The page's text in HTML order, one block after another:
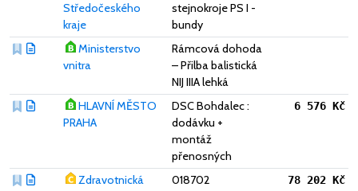
Středočeského
kraje
stejnokroje PS I -
bundy
Ministerstvo
vnitra
Rámcová dohoda
– Přilba balistická
NIJ IIIA lehká
HLAVNÍ MĚSTO
PRAHA
DSC Bohdalec :
dodávku +
montáž
přenosných
6 576 Kč
Zdravotnická
018702 78 202 Kč